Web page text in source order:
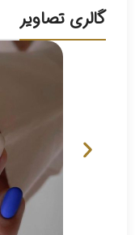
گالری تصاویر